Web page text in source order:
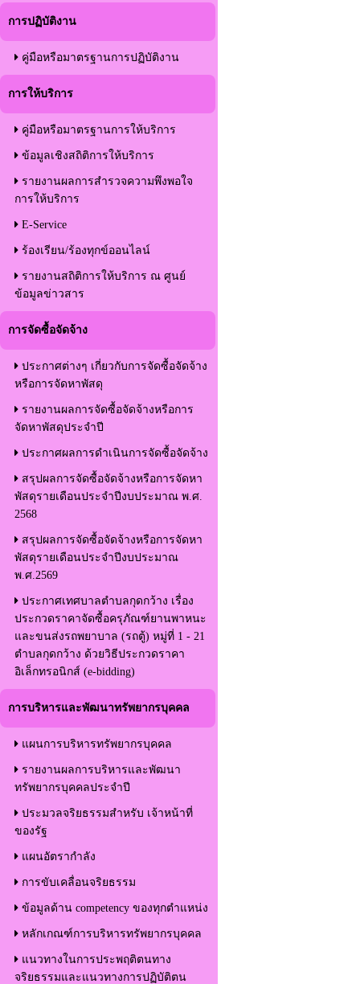
การปฏิบัติงาน
คู่มือหรือมาตรฐานการปฏิบัติงาน
การให้บริการ
คู่มือหรือมาตรฐานการให้บริการ
ข้อมูลเชิงสถิติการให้บริการ
รายงานผลการสำรวจความพึงพอใจ
การให้บริการ
E-Service
ร้องเรียน/ร้องทุกข์ออนไลน์
รายงานสถิติการให้บริการ ณ ศูนย์
ข้อมูลข่าวสาร
การจัดซื้อจัดจ้าง
ประกาศต่างๆ เกี่ยวกับการจัดซื้อจัดจ้าง
หรือการจัดหาพัสดุ
รายงานผลการจัดซื้อจัดจ้างหรือการ
จัดหาพัสดุประจำปี
ประกาศผลการดำเนินการจัดซื้อจัดจ้าง
สรุปผลการจัดซื้อจัดจ้างหรือการจัดหา
พัสดุรายเดือนประจำปีงบประมาณ พ.ศ.
2568
สรุปผลการจัดซื้อจัดจ้างหรือการจัดหา
พัสดุรายเดือนประจำปีงบประมาณ
พ.ศ.2569
ประกาศเทศบาลตำบลกุดกว้าง เรื่อง
ประกวดราคาจัดซื้อครุภัณฑ์ยานพาหนะ
และขนส่งรถพยาบาล (รถตู้) หมู่ที่ 1 - 21
ตำบลกุดกว้าง ด้วยวิธีประกวดราคา
อิเล็กทรอนิกส์ (e-bidding)
การบริหารและพัฒนาทรัพยากรบุคคล
แผนการบริหารทรัพยากรบุคคล
รายงานผลการบริหารและพัฒนา
ทรัพยากรบุคคลประจำปี
ประมวลจริยธรรมสำหรับ เจ้าหน้าที่
ของรัฐ
แผนอัตรากำลัง
การขับเคลื่อนจริยธรรม
ข้อมูลด้าน competency ของทุกตำแหน่ง
หลักเกณฑ์การบริหารทรัพยากรบุคคล
แนวทางในการประพฤติตนทาง
จริยธรรมและแนวทางการปฏิบัติตน